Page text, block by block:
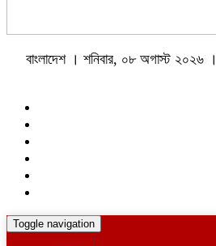
বাংলাদেশ । শনিবার, ০৮ অগাস্ট
Toggle navigation